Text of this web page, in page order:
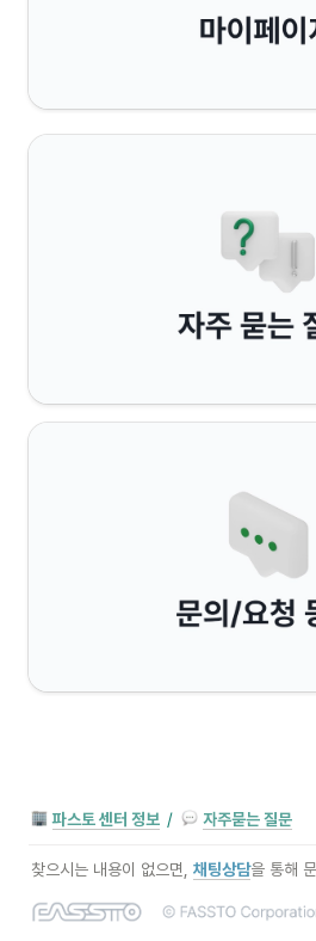
파스토 센터 정보 / 자주묻는 질문
찾으시는 내용이 없으면, 채팅상담을 통해